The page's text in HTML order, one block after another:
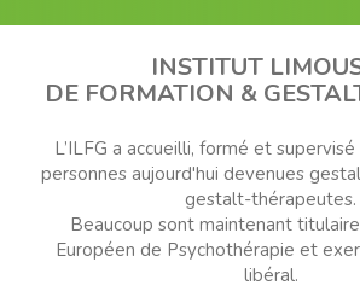
INSTITUT
DE FORMATION &
L’ILFG a accueilli, formé et
personnes aujourd'hui devenues
gestalt-thérapeutes.
Beaucoup sont maintenant
Européen de Psychothérapie et
libéral.